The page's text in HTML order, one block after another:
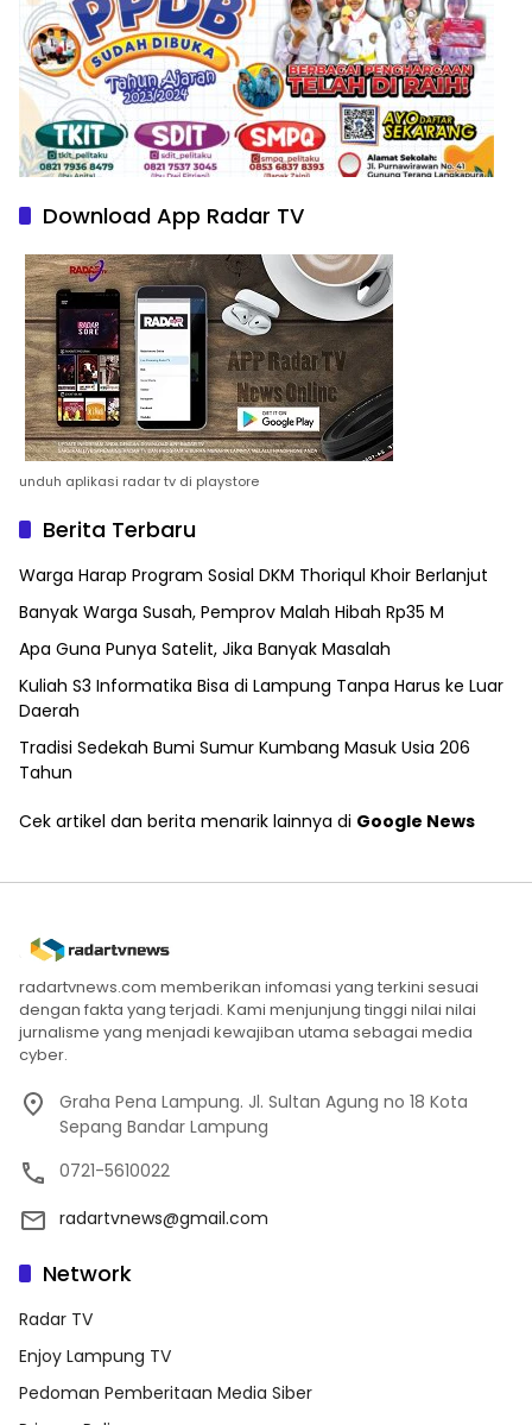
Download App Radar TV
unduh aplikasi radar tv di playstore
Berita Terbaru
Warga Harap Program Sosial DKM Thoriqul Khoir Berlanjut
Banyak Warga Susah, Pemprov Malah Hibah Rp35 M
Apa Guna Punya Satelit, Jika Banyak Masalah
Kuliah S3 Informatika Bisa di Lampung Tanpa Harus ke Luar
Daerah
Tradisi Sedekah Bumi Sumur Kumbang Masuk Usia 206
Tahun
Cek artikel dan berita menarik lainnya di Google News
radartvnews.com memberikan infomasi yang terkini sesuai
dengan fakta yang terjadi. Kami menjunjung tinggi nilai nilai
jurnalisme yang menjadi kewajiban utama sebagai media
cyber.
Graha Pena Lampung. Jl. Sultan Agung no 18 Kota
Sepang Bandar Lampung
0721-5610022
radartvnews@gmail.com
Network
Radar TV
Enjoy Lampung TV
Pedoman Pemberitaan Media Siber